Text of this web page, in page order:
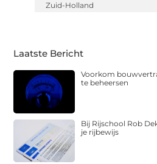
Zuid-Holland
Laatste Bericht
Voorkom
te beheersen
Bij Rijschool Rob
je rijbewijs